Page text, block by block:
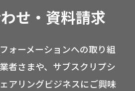
せ・資料請求
ォーメーションへの取り組
者さまや、サブスクリプシ
アリングビジネスにご興味